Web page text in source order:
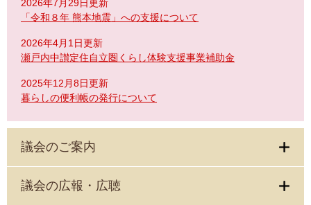
2026年7月29日更新
「令和８年 熊本地震」への支援について
2026年4月1日更新
瀬戸内中讃定住自立圏くらし体験支援事業補助金
2025年12月8日更新
暮らしの便利帳の発行について
議会のご案内
議会の広報・広聴